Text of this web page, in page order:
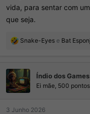
vida, para sentar com
que seja.
R
õ
e
s
Snake-Eyes e Bat
Índio dos Games
Ei mãe, 500
3 Junho 2026